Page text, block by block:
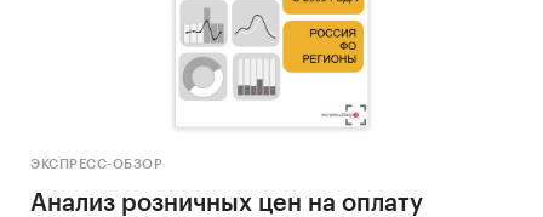
ЭКСПРЕСС-ОБЗОР
Анализ розничных цен на оплату